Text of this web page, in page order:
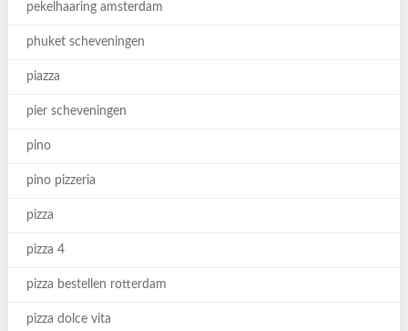
pekelhaaring amsterdam
phuket scheveningen
piazza
pier scheveningen
pino
pino pizzeria
pizza
pizza 4
pizza bestellen rotterdam
pizza dolce vita